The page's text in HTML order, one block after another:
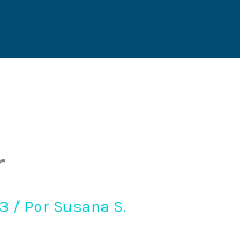
/ PorSusana S.